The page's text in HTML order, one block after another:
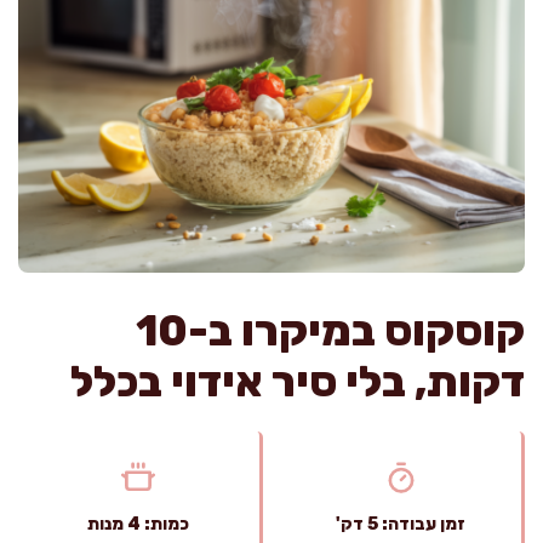
קוסקוס במיקרו ב-10
דקות, בלי סיר אידוי בכלל
זמן עבודה: 5 דק' כמות: 4 מנות